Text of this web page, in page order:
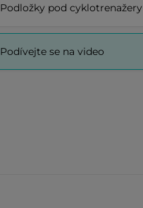
Podložky pod cyklotrenažery
Podívejte se na video